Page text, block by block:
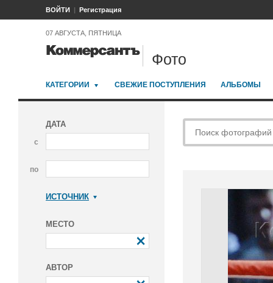
ВОЙТИ Регистрация
07 АВГУСТА, ПЯТНИЦА
Фото
КАТЕГОРИИ СВЕЖИЕ ПОСТУПЛЕНИЯ АЛЬБОМЫ
ДАТА
с
по
ИСТОЧНИК
МЕСТО
АВТОР